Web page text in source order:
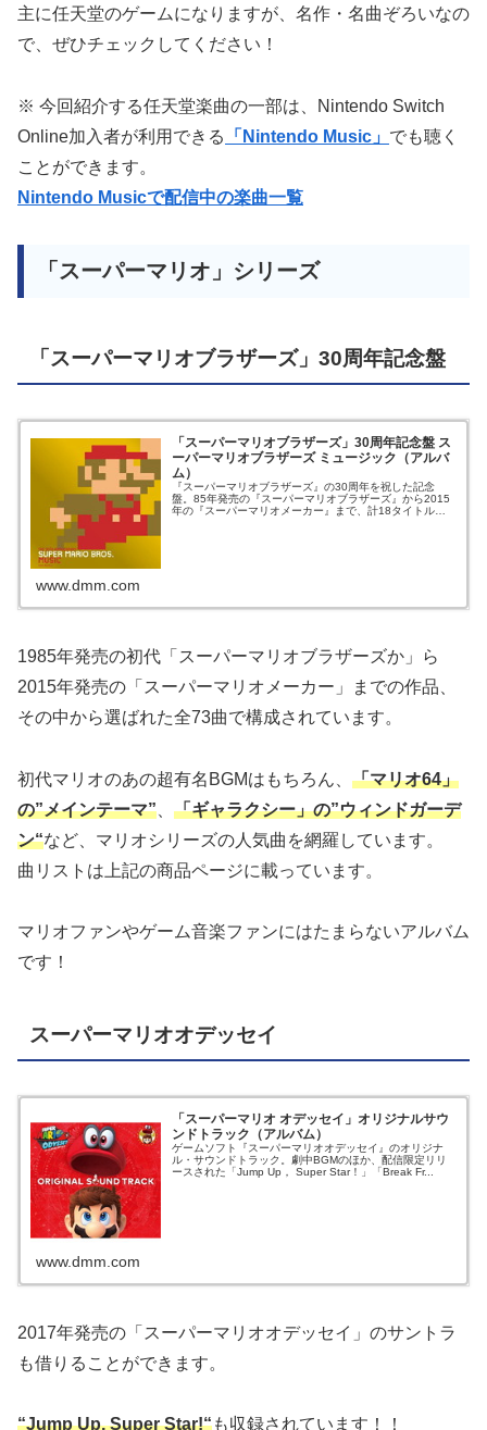
主に任天堂のゲームになりますが、名作・名曲ぞろいなの
で、ぜひチェックしてください！
※ 今回紹介する任天堂楽曲の一部は、Nintendo Switch
Online加入者が利用できる
「Nintendo Music」 でも聴く
ことができます。
Nintendo Musicで配信中の楽曲一覧
「スーパーマリオ」シリーズ
「スーパーマリオブラザーズ」30周年記念盤
「スーパーマリオブラザーズ」30周年記念盤 ス
ーパーマリオブラザーズ ミュージック（アルバ
ム）
『スーパーマリオブラザーズ』の30周年を祝した記念
盤。85年発売の『スーパーマリオブラザーズ』から2015
年の『スーパーマリオメーカー』まで、計18タイトルの
www.dmm.com
1985年発売の初代「スーパーマリオブラザーズか」ら
2015年発売の「スーパーマリオメーカー」までの作品、
その中から選ばれた全73曲で構成されています。
初代マリオのあの超有名BGMはもちろん、 「マリオ64」
の”メインテーマ”
「ギャラクシー」の”ウィンドガーデ
ン“など、マリオシリーズの人気曲を網羅しています。
曲リストは上記の商品ページに載っています。
マリオファンやゲーム音楽ファンにはたまらないアルバム
です！
スーパーマリオオデッセイ
「スーパーマリオ オデッセイ」オリジナルサウ
ンドトラック（アルバム）
ゲームソフト『スーパーマリオオデッセイ』のオリジナ
ル・サウンドトラック。劇中BGMのほか、配信限定リリ
ースされた「Jump Up， Super Star！」「Break Fr...
www.dmm.com
2017年発売の「スーパーマリオオデッセイ」のサントラ
も借りることができます。
“Jump Up, Super Star!“も収録されています！！